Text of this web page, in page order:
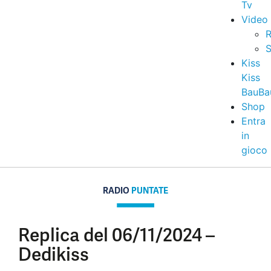
Tv
Video
Kiss
Kiss
Shop
Entra
in
gioco
RADIO PUNTATE
Replica del 06/11/2024 –
Dedikiss